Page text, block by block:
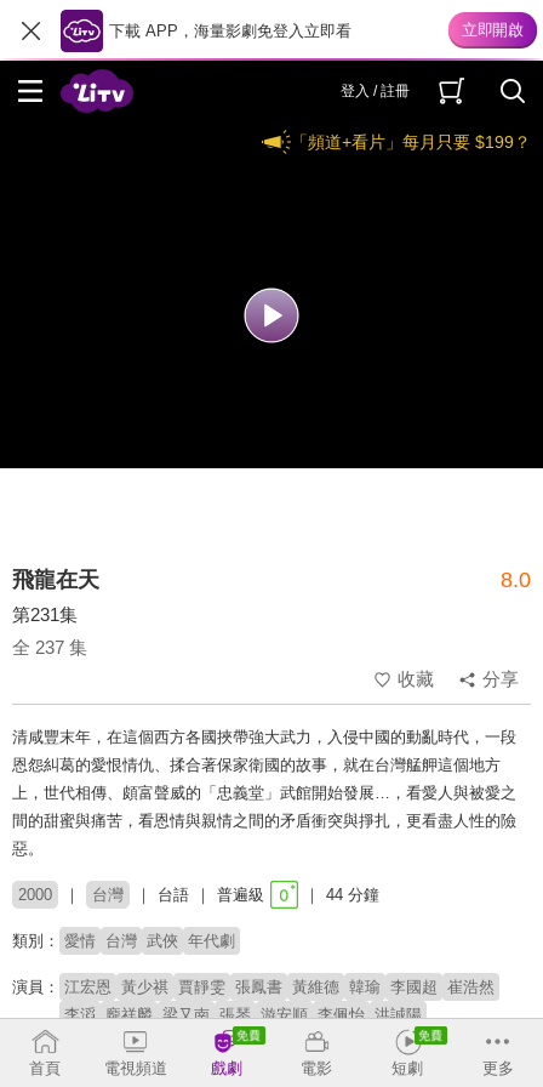
下載 APP，海量影劇免登入立即看
登入 / 註冊
「頻道+看片」每月只要 $199？
飛龍在天 8.0
第231集
全 237 集
收藏
分享
清咸豐末年，在這個西方各國挾帶強大武力，入侵中國的動亂時代，一段
恩怨糾葛的愛恨情仇、揉合著保家衛國的故事，就在台灣艋舺這個地方
上，世代相傳、頗富聲威的「忠義堂」武館開始發展…，看愛人與被愛之
間的甜蜜與痛苦，看恩情與親情之間的矛盾衝突與掙扎，更看盡人性的險
惡。
2000 台灣 台語 普遍級 44 分鐘
類別： 愛情 台灣 武俠 年代劇
演員： 江宏恩 黃少祺 賈靜雯 張鳳書 黃維德 韓瑜 李國超 崔浩然
李滔 龐祥麟 梁又南 張琴 游安順 李佩怡 洪誠陽
導演：
首頁 電視頻道 戲劇 電影 短劇 更多